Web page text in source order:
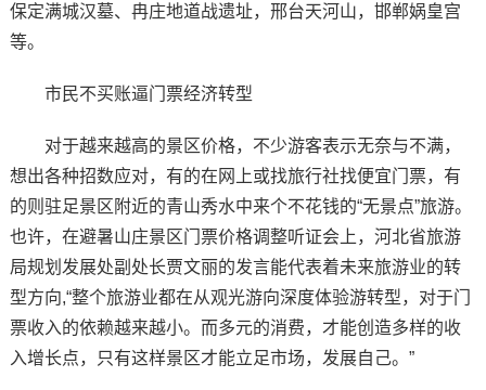
保定满城汉墓、冉庄地道战遗址，邢台天河山，邯郸娲皇宫
等。
市民不买账逼门票经济转型
对于越来越高的景区价格，不少游客表示无奈与不满，
想出各种招数应对，有的在网上或找旅行社找便宜门票，有
的则驻足景区附近的青山秀水中来个不花钱的“无景点”旅游。
也许，在避暑山庄景区门票价格调整听证会上，河北省旅游
局规划发展处副处长贾文丽的发言能代表着未来旅游业的转
型方向,“整个旅游业都在从观光游向深度体验游转型，对于门
票收入的依赖越来越小。而多元的消费，才能创造多样的收
入增长点，只有这样景区才能立足市场，发展自己。”